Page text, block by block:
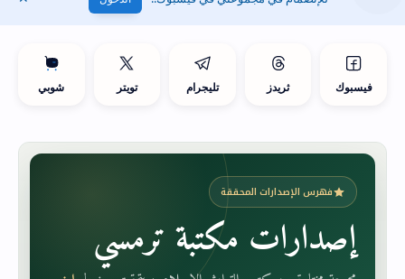
فيسبوك ثريدز تليجرام تويتر شوبي
فهرس الإصدارات المحققة
إصدارات مكتبة ترمسي